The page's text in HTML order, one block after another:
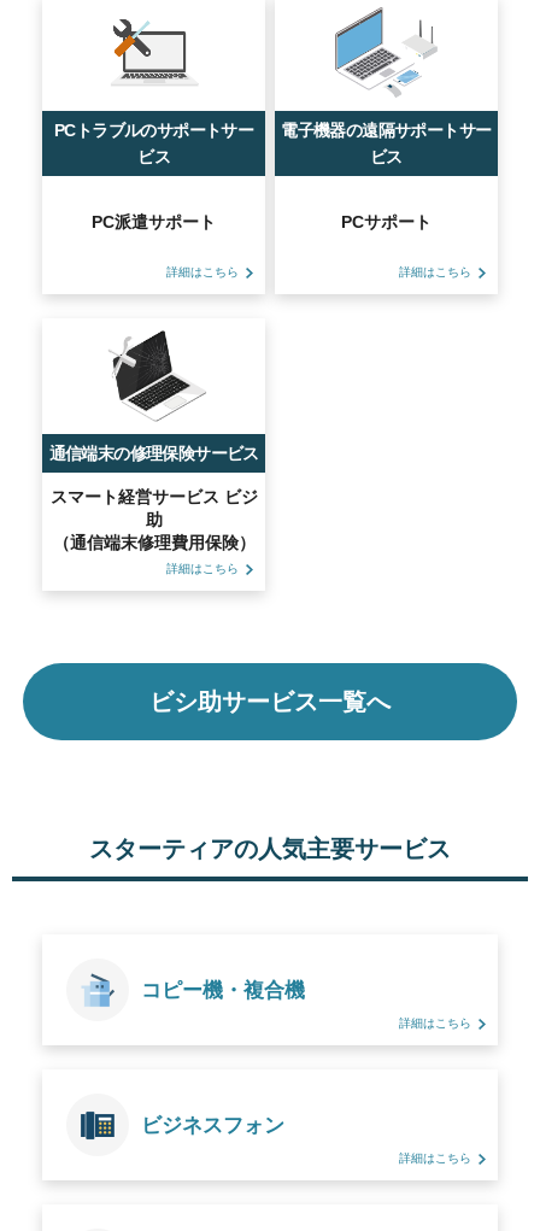
PCトラブルのサポートサー
ビス
PC派遣サポート
詳細はこちら
電子機器の遠隔サポートサー
ビス
PCサポート
詳細はこちら
通信端末の修理保険サービス
スマート経営サービス ビジ
助
（通信端末修理費用保険）
詳細はこちら
ビシ助サービス一覧へ
スターティアの人気主要サービス
コピー機・複合機
詳細はこちら
ビジネスフォン
詳細はこちら